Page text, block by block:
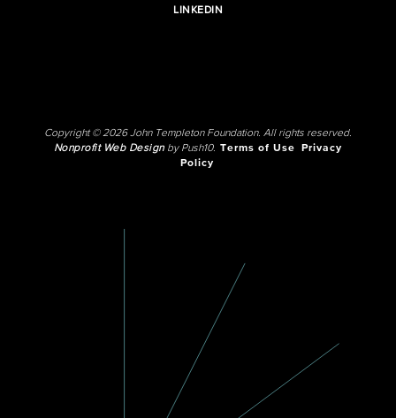
LINKEDIN
Copyright © 2026 John Templeton Foundation. All rights reserved.
Nonprofit Web Designby Push10. Terms of Use
Privacy
Policy